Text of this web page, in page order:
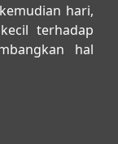
hari,
terhadap
hal